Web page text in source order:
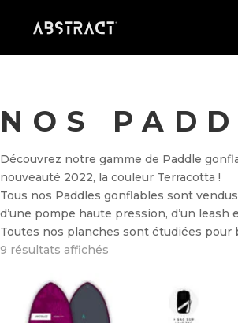
NOS
Découvrez notre gamme de Paddle
nouveauté 2022, la couleur Terracotta !
Tous nos Paddles gonflables sont
d’une pompe haute pression, d’un leash
Toutes nos planches sont étudiées pour
9 résultats affichés